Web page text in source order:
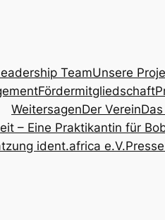
TeamUnsere
Fördermitgliedschaft
WeitersagenDer Verein
– Eine Praktikantin für
ident.africa e.V.Presse